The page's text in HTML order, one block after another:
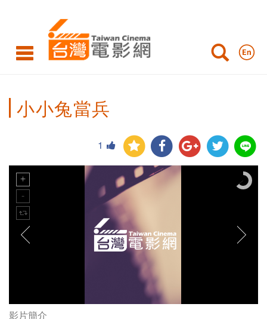
小小兔當兵
1
影片簡介